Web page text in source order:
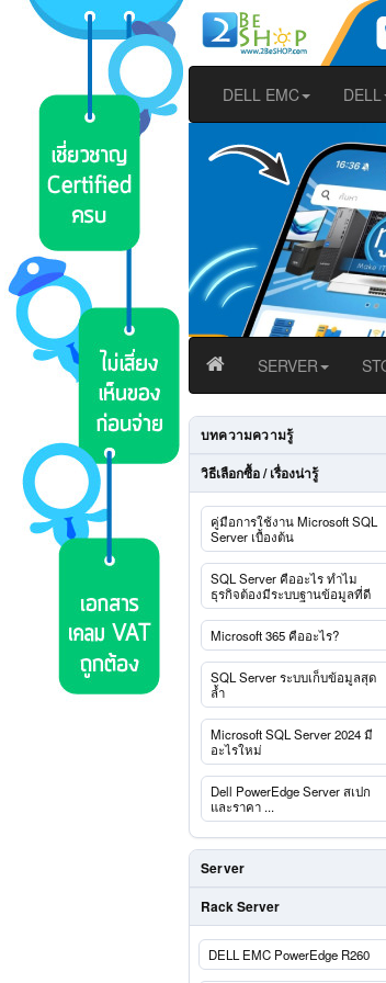
DELL EMC DELL
SERVER
บทความความรู้
วิธีเลือกซื้อ / เรื่องน่ารู้
คู่มือการใช้งาน Microsoft SQL
Server เบื้องต้น
SQL Server คืออะไร ทำไม
ธุรกิจต้องมีระบบฐานข้อมูลที่ดี
Microsoft 365 คืออะไร?
SQL Server ระบบเก็บข้อมูลสุด
ล้ำ
Microsoft SQL Server 2024 มี
อะไรใหม่
Dell PowerEdge Server สเปก
และราคา ...
Server
Rack Server
DELL EMC PowerEdge R260